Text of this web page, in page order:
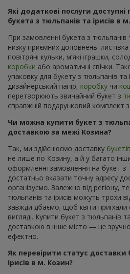
Які додаткові послуги доступні
букета з тюльпанів та ірисів в
При замовленні букета з тюльпанів
низку приємних доповнень:
повітряні кульки, м’які іграшки,
коробки або ароматичні свічки.
упаковку для букету з тюльпанів та
дизайнерський папір, коробку чи
перетворюють звичайний букет з
справжній подарунковий комплект
Чи можна купити букет з
доставкою за межі Козина?
Так, ми здійснюємо доставку
не лише по Козину, а й у багато
оформленні замовлення на букет з
достатньо вказати точну адресу
організуємо. Залежно від регіону,
тюльпанів та ірисів можуть трохи
завжди дбаємо, щоб квіти приїхали
вигляді. Купити букет з тюльпанів
доставкою в інше місто — це
ефектно.
Як перевірити статус доставки
ірисів в м. Козин?